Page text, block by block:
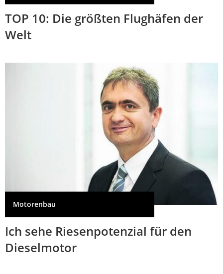
TOP 10: Die größten Flughäfen der
Welt
Motorenbau
Ich sehe Riesenpotenzial für den
Dieselmotor